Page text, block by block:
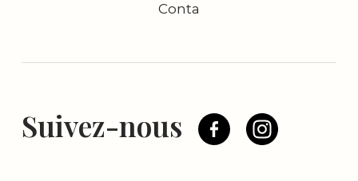
Conta
Suivez-nous